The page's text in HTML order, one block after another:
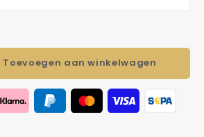
Toevoegen aan winkelwagen